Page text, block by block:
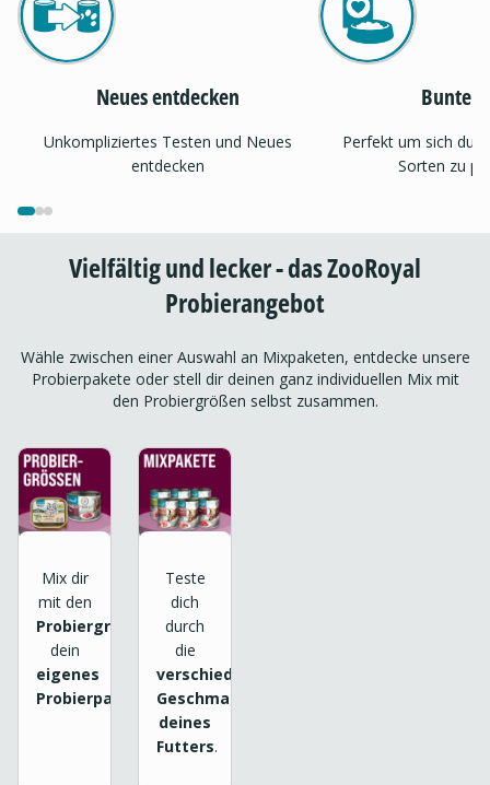
Neues entdecken
Unkompliziertes Testen und Neues
entdecken
Bunter
Perfekt um sich
Sorten zu
Vielfältig und lecker - das ZooRoyal
Probierangebot
Wähle zwischen einer Auswahl an Mixpaketen, entdecke unsere
Probierpakete oder stell dir deinen ganz individuellen Mix mit
den Probiergrößen selbst zusammen.
Mix dir
mit den
Probiergrößen
dein
eigenes
Probierpaket
Teste
dich
durch
die
verschiedenen
Geschmackssorten
deines
Futters.